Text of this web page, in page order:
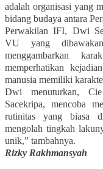
adalah organisasi yang
bidang budaya antara
Perwakilan IFI, Dwi
VU yang
menggambarkan
memperhatikan
manusia memiliki
Dwi menuturkan, Cie
Sacekripa, mencoba
rutinitas yang biasa
mengolah tingkah
unik,” tambahnya.
Rizky Rakhmansyah